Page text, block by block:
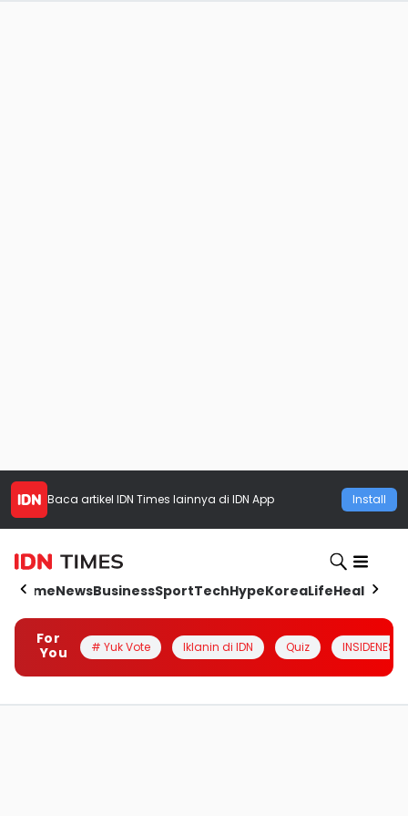
Baca artikel IDN Times lainnya di IDN App Install
HomeNewsBusinessSportTechHypeKoreaLifeHealth
For
You
# Yuk Vote Iklanin di IDN Quiz INSIDENESIA